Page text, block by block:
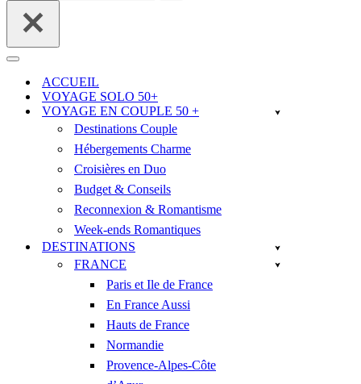
Menu
navigationACCUEIL
VOYAGE SOLO 50+
VOYAGE EN COUPLE 50 +
Destinations Couple
Hébergements Charme
Croisières en Duo
Budget & Conseils
Reconnexion & Romantisme
Week-ends Romantiques
DESTINATIONS
FRANCE
Paris et Ile de France
En France Aussi
Hauts de France
Normandie
Provence-Alpes-Côte